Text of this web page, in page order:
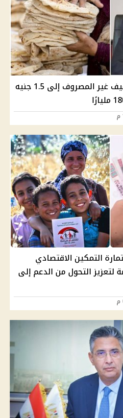
وزير التموين: تحويل الرغيف غير المصروف إلى 1.5 جنيه
التمكين الاقتصادي
التحول من الدعم إلى